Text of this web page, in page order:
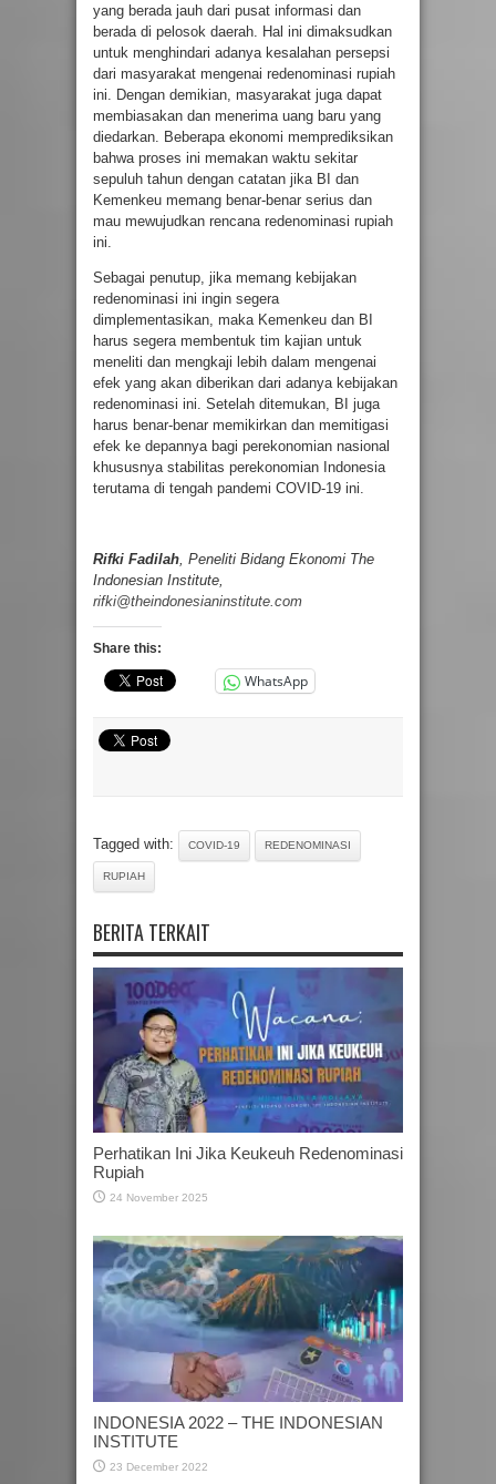
yang berada jauh dari pusat informasi dan
berada di pelosok daerah. Hal ini dimaksudkan
untuk menghindari adanya kesalahan persepsi
dari masyarakat mengenai redenominasi rupiah
ini. Dengan demikian, masyarakat juga dapat
membiasakan dan menerima uang baru yang
diedarkan. Beberapa ekonomi memprediksikan
bahwa proses ini memakan waktu sekitar
sepuluh tahun dengan catatan jika BI dan
Kemenkeu memang benar-benar serius dan
mau mewujudkan rencana redenominasi rupiah
ini.
Sebagai penutup, jika memang kebijakan
redenominasi ini ingin segera
dimplementasikan, maka Kemenkeu dan BI
harus segera membentuk tim kajian untuk
meneliti dan mengkaji lebih dalam mengenai
efek yang akan diberikan dari adanya kebijakan
redenominasi ini. Setelah ditemukan, BI juga
harus benar-benar memikirkan dan memitigasi
efek ke depannya bagi perekonomian nasional
khususnya stabilitas perekonomian Indonesia
terutama di tengah pandemi COVID-19 ini.
Rifki Fadilah, Peneliti Bidang Ekonomi The
Indonesian Institute,
rifki@theindonesianinstitute.com
Share this:
WhatsApp
Tagged with: COVID-19 REDENOMINASI
RUPIAH
BERITA TERKAIT
Perhatikan Ini Jika Keukeuh Redenominasi
Rupiah
24 November 2025
INDONESIA 2022 – THE INDONESIAN
INSTITUTE
23 December 2022